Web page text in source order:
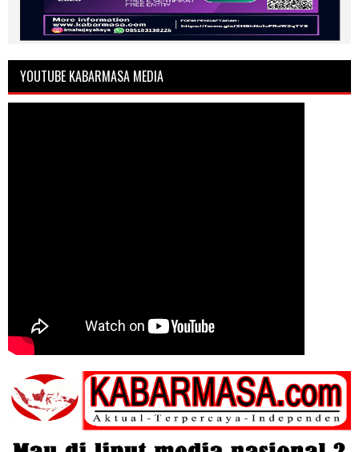
YOUTUBE KABARMASA MEDIA